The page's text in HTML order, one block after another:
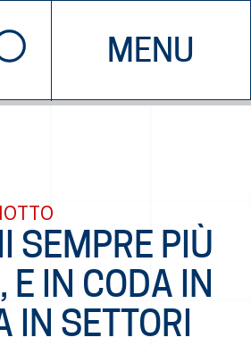
MENU
CHI SIAMO
EDDYBURG
SEMPRE PIÙ
E IN CODA IN
IN SETTORI